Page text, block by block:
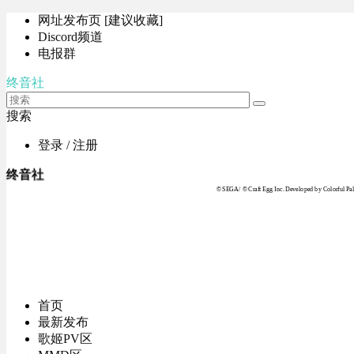
网址发布页 [建议收藏]
Discord频道
电报群
终音社
搜索
登录 / 注册
终音社
© SEGA / © Craft Egg Inc. Developed by Colorful
首页
最新发布
歌姬PV区